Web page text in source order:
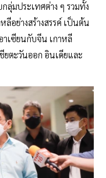
ลุ่มประเทศต่าง ๆ รวมทั้ง
อย่างสร้างสรรค์ เป็นต้น
าเซียนกับจีน เกาหลี
ยตะวันออก อินเดียและ